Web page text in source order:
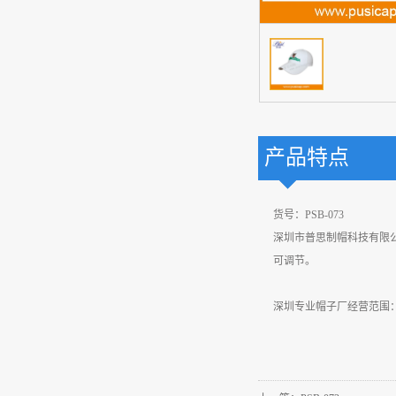
产品特点
货号：PSB-073
深圳市普思制帽科技有限
可调节。
深圳专业帽子厂经营范围